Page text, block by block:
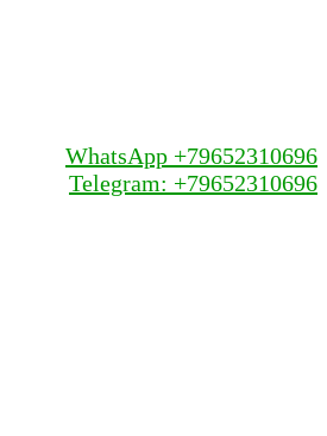
WhatsApp +79652310696
Telegram: +79652310696